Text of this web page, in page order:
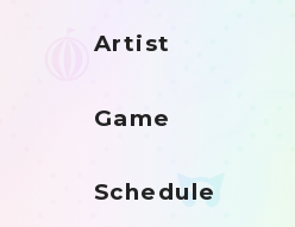
Artist
Game
Schedule